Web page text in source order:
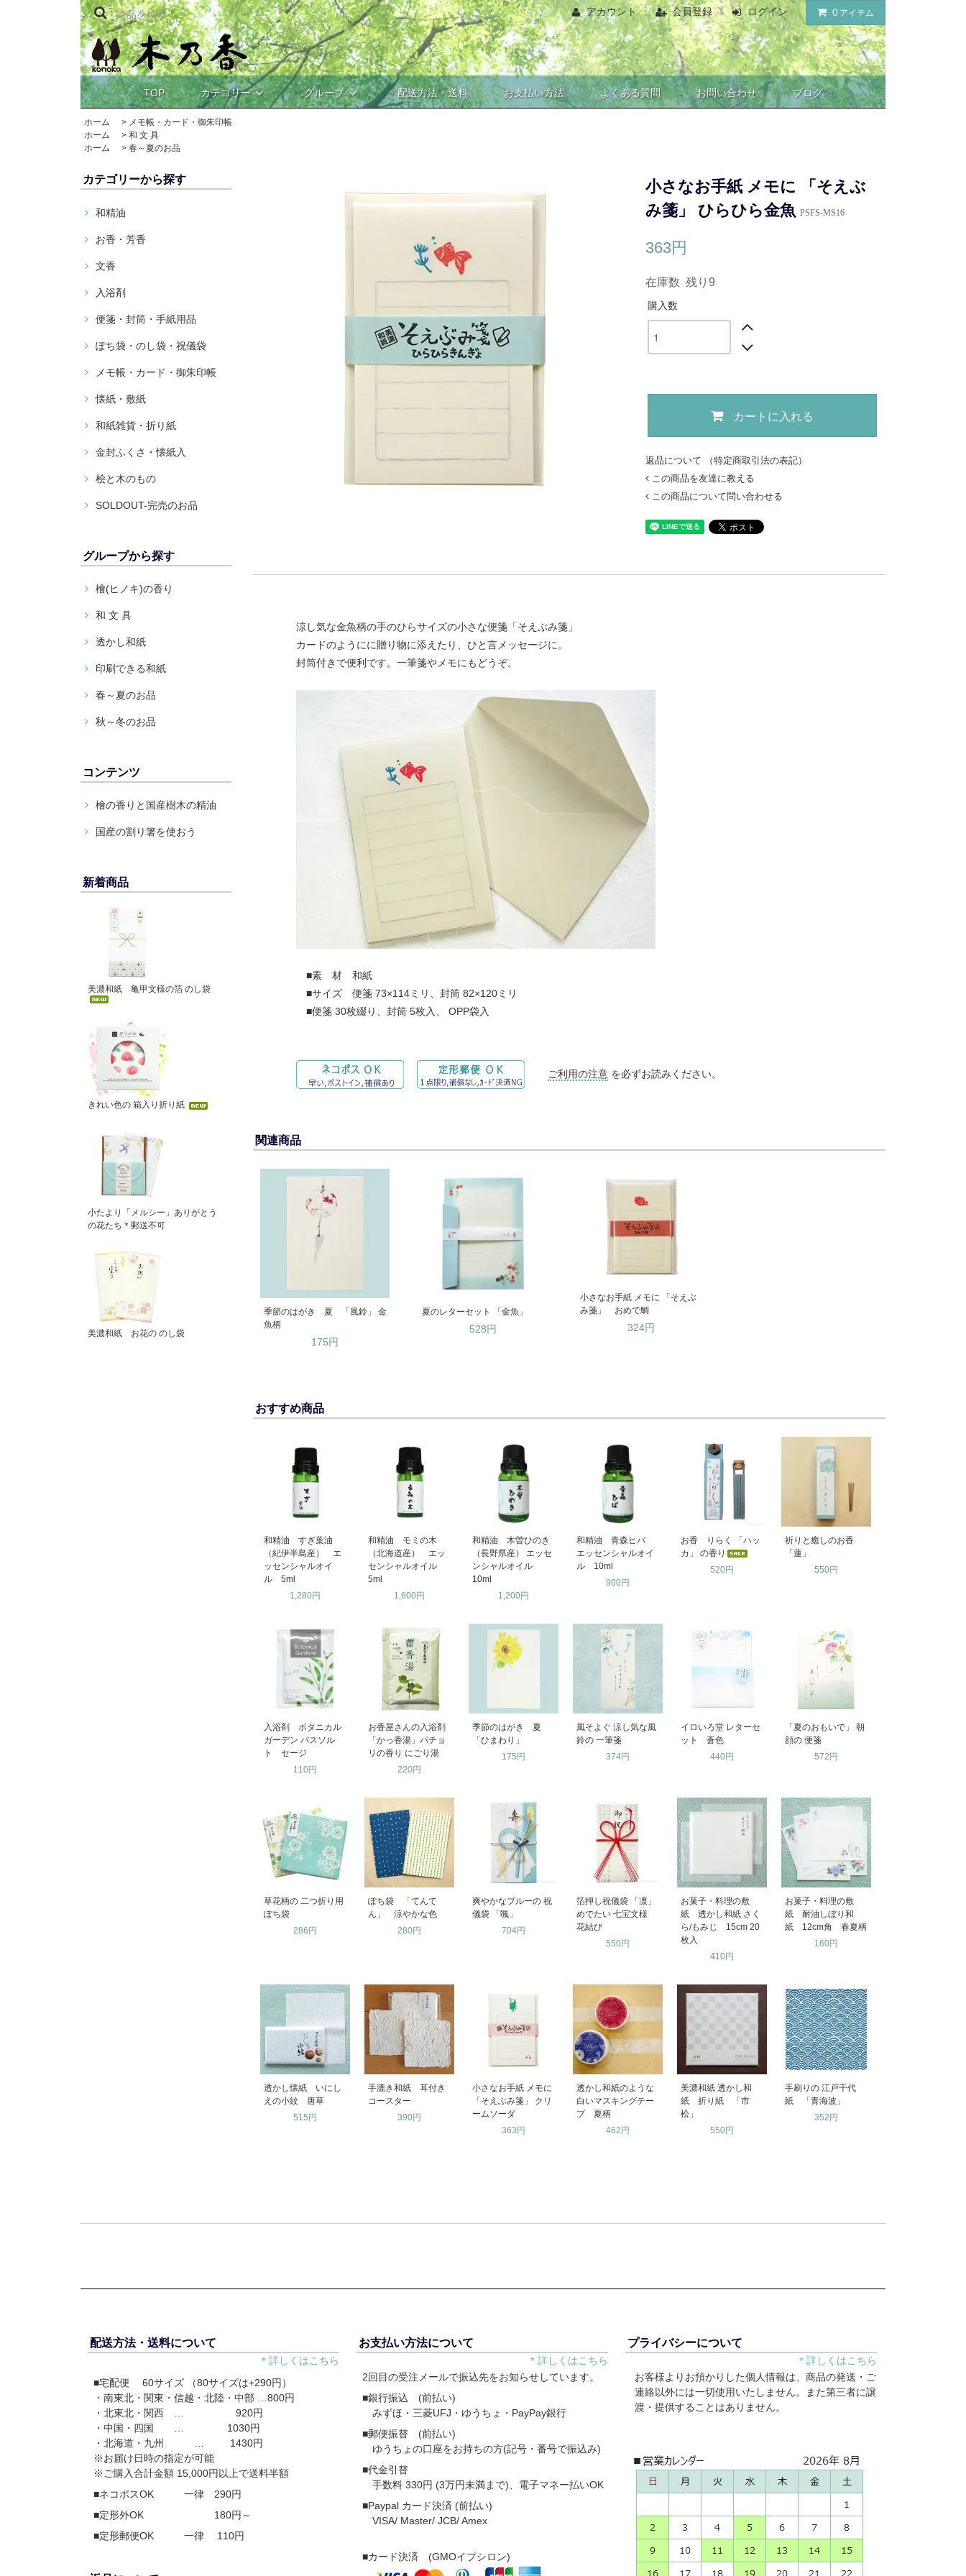
アカウント 会員登録 ログイン 0 アイテム
TOP カテゴリー グループ 配送方法・送料 お支払い方法 よくある質問 お問い合わせ ブログ
ホーム > メモ帳・カード・御朱印帳
ホーム
> 和 文 具
ホーム
> 春～夏のお品
カテゴリーから探す
和精油
お香・芳香
文香
入浴剤
便箋・封筒・手紙用品
ぽち袋・のし袋・祝儀袋
メモ帳・カード・御朱印帳
懐紙・敷紙
和紙雑貨・折り紙
金封ふくさ・懐紙入
桧と木のもの
SOLDOUT-完売のお品
グループから探す
檜(ヒノキ)の香り
和 文 具
透かし和紙
印刷できる和紙
春～夏のお品
秋～冬のお品
コンテンツ
檜の香りと国産樹木の精油
国産の割り箸を使おう
新着商品
美濃和紙 亀甲文様の箔 のし袋
きれい色の 箱入り折り紙
小たより「メルシー」ありがとう
の花たち＊郵送不可
美濃和紙 お花の のし袋
小さなお手紙 メモに 「そえぶ
み箋」 ひらひら金魚 PSFS-MS16
363円
在庫数 残り9
購入数
カートに入れる
返品について （特定商取引法の表記）
この商品を友達に教える
この商品について問い合わせる
涼し気な金魚柄の手のひらサイズの小さな便箋「そえぶみ箋」
カードのようにに贈り物に添えたり、ひと言メッセージに。
封筒付きで便利です。一筆箋やメモにもどうぞ。
■素 材 和紙
■サイズ 便箋 73×114ミリ、封筒 82×120ミリ
■便箋 30枚綴り、封筒 5枚入、 OPP袋入
ご利用の注意 を必ずお読みください。
関連商品
季節のはがき 夏 「風鈴」 金
魚柄
175円
夏のレターセット 「金魚」
528円
小さなお手紙 メモに 「そえぶ
み箋」 おめで鯛
324円
おすすめ商品
和精油 すぎ葉油
（紀伊半島産） エ
ッセンシャルオイ
ル 5ml
1,280円
和精油 モミの木
（北海道産） エッ
センシャルオイル
5ml
1,600円
和精油 木曽ひのき
（長野県産） エッセ
ンシャルオイル
10ml
1,200円
和精油 青森ヒバ
エッセンシャルオイ
ル 10ml
900円
お香 りらく 「ハッ
カ」 の香り
520円
祈りと癒しのお香
「蓮」
550円
入浴剤 ボタニカル
ガーデン バスソル
ト セージ
110円
お香屋さんの入浴剤
「かっ香湯」パチョ
リの香り にごり湯
220円
季節のはがき 夏
「ひまわり」
175円
風そよぐ 涼し気な風
鈴の 一筆箋
374円
イロいろ堂 レターセ
ット 蒼色
440円
「夏のおもいで」 朝
顔の 便箋
572円
草花柄の 二つ折り用
ぽち袋
286円
ぽち袋 「てんて
ん」 涼やかな色
280円
爽やかなブルーの 祝
儀袋 「颯」
704円
箔押し祝儀袋 「凛」
めでたい 七宝文様
花結び
550円
お菓子・料理の敷
紙 透かし和紙 さく
ら/もみじ 15cm 20
枚入
410円
お菓子・料理の敷
紙 耐油しぼり和
紙 12cm角 春夏柄
160円
透かし懐紙 いにし
えの小紋 唐草
515円
手漉き和紙 耳付き
コースター
390円
小さなお手紙 メモに
「そえぶみ箋」 クリ
ームソーダ
363円
透かし和紙のような
白いマスキングテー
プ 夏柄
462円
美濃和紙 透かし和
紙 折り紙 「市
松」
550円
手刷りの 江戸千代
紙 「青海波」
352円
配送方法・送料について
＊詳しくはこちら
■宅配便 60サイズ （80サイズは+290円）
・南東北・関東・信越・北陸・中部 …800円
・北東北・関西 … 920円
・中国・四国 … 1030円
・北海道・九州 … 1430円
※お届け日時の指定が可能
※ご購入合計金額 15,000円以上で送料半額
■ネコポスOK 一律 290円
■定形外OK 180円～
■定形郵便OK 一律 110円
お支払い方法について
＊詳しくはこちら
2回目の受注メールで振込先をお知らせしています。
■銀行振込 (前払い)
みずほ・三菱UFJ・ゆうちょ・PayPay銀行
■郵便振替 (前払い)
ゆうちょの口座をお持ちの方(記号・番号で振込み)
■代金引替
手数料 330円 (3万円未満まで)、電子マネー払いOK
■Paypal カード決済 (前払い)
VISA/ Master/ JCB/ Amex
■カード決済 (GMOイプシロン)
プライバシーについて
＊詳しくはこちら
お客様よりお預かりした個人情報は、商品の発送・ご
連絡以外には一切使用いたしません。また第三者に譲
渡・提供することはありません。